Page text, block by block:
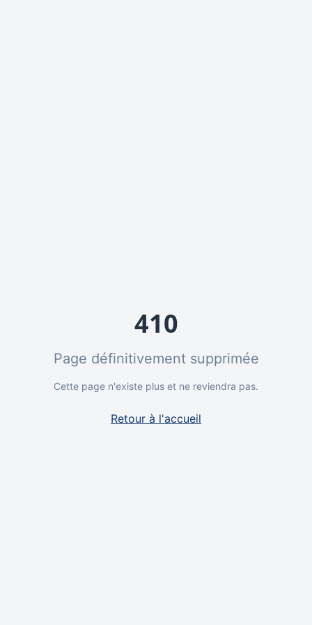
410
Page définitivement supprimée
Cette page n'existe plus et ne reviendra pas.
Retour à l'accueil